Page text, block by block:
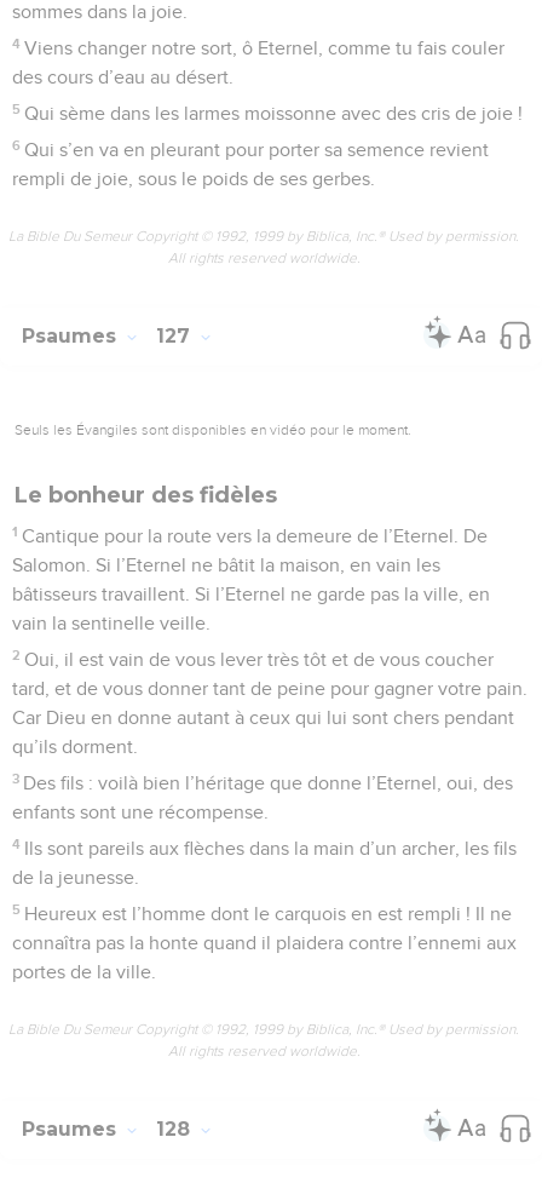
sommes dans la joie.
4 Viens changer notre sort, ô Eternel, comme tu fais couler
des cours d’eau au désert.
5 Qui sème dans les larmes moissonne avec des cris de joie !
6 Qui s’en va en pleurant pour porter sa semence revient
rempli de joie, sous le poids de ses gerbes.
La Bible Du Semeur Copyright © 1992, 1999 by Biblica, Inc.® Used by permission.
All rights reserved worldwide.
Psaumes 127
Seuls les Évangiles sont disponibles en vidéo pour le moment.
Le bonheur des fidèles
1 Cantique pour la route vers la demeure de l’Eternel. De
Salomon. Si l’Eternel ne bâtit la maison, en vain les
bâtisseurs travaillent. Si l’Eternel ne garde pas la ville, en
vain la sentinelle veille.
2 Oui, il est vain de vous lever très tôt et de vous coucher
tard, et de vous donner tant de peine pour gagner votre pain.
Car Dieu en donne autant à ceux qui lui sont chers pendant
qu’ils dorment.
3 Des fils : voilà bien l’héritage que donne l’Eternel, oui, des
enfants sont une récompense.
4 Ils sont pareils aux flèches dans la main d’un archer, les fils
de la jeunesse.
5 Heureux est l’homme dont le carquois en est rempli ! Il ne
connaîtra pas la honte quand il plaidera contre l’ennemi aux
portes de la ville.
La Bible Du Semeur Copyright © 1992, 1999 by Biblica, Inc.® Used by permission.
All rights reserved worldwide.
Psaumes 128